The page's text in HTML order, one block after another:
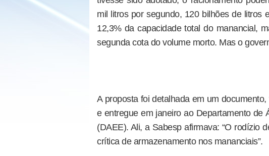
mil litros por segundo, 120 bilhões de litros
12,3% da capacidade total do manancial,
segunda cota do volume morto. Mas o
A proposta foi detalhada em um
e entregue em janeiro ao Departamento de
(DAEE). Ali, a Sabesp afirmava: “O rodízio
crítica de armazenamento nos mananciais”.